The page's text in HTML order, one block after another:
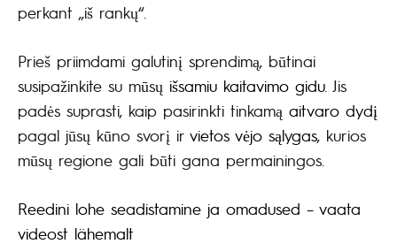
perkant „iš rankų“.
Prieš priimdami galutinį sprendimą, būtinai
susipažinkite su mūsų išsamiu kaitavimo gidu. Jis
padės suprasti, kaip pasirinkti tinkamą aitvaro dydį
pagal jūsų kūno svorį ir vietos vėjo sąlygas, kurios
mūsų regione gali būti gana permainingos.
Reedini lohe seadistamine ja omadused – vaata
videost lähemalt